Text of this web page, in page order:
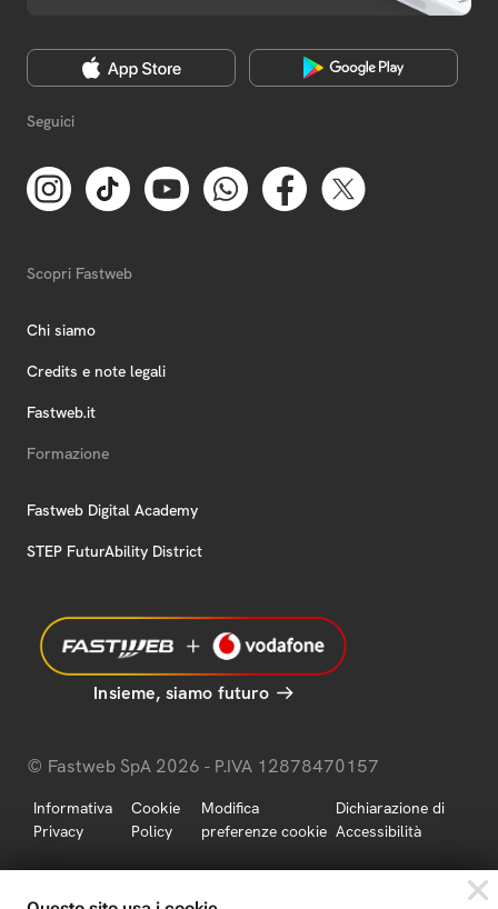
Seguici
Scopri Fastweb
Chi siamo
Credits e note legali
Fastweb.it
Formazione
Fastweb Digital Academy
STEP FuturAbility District
Insieme, siamo futuro
© Fastweb SpA 2026 - P.IVA 12878470157
Informativa
Privacy
Cookie
Policy
Modifica
preferenze cookie
Dichiarazione di
Accessibilità